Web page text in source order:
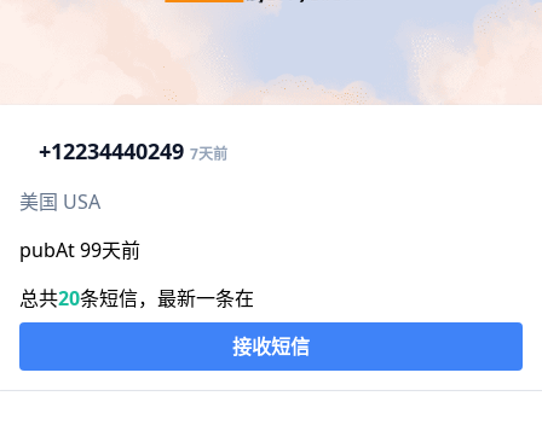
+12234440249 7天前
美国 USA
pubAt 99天前
总共20条短信，最新一条在
接收短信